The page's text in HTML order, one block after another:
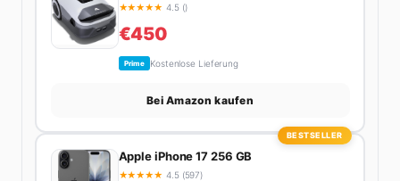
★★★★★ 4.5 ()
€450
Prime Kostenlose Lieferung
Bei Amazon kaufen
BESTSELLER
Apple iPhone 17 256 GB
★★★★★ 4.5 (597)